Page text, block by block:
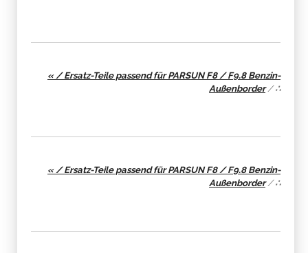
« / Ersatz-Teile passend für PARSUN F8 / F9.8 Benzin-
Außenborder/∴
« / Ersatz-Teile passend für PARSUN F8 / F9.8 Benzin-
Außenborder/∴